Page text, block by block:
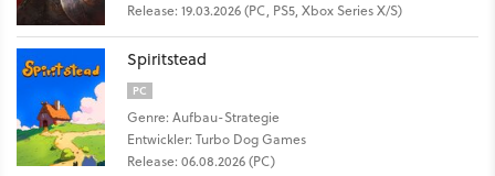
Release: 19.03.2026 (PC, PS5, Xbox Series X/S)
Spiritstead
PC
Genre: Aufbau-Strategie
Entwickler: Turbo Dog Games
Release: 06.08.2026 (PC)